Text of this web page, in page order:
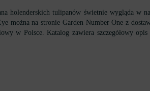
holenderskich tulipanów świetnie wygląda w
można na stronie Garden Number One z
w Polsce. Katalog zawiera szczegółowy